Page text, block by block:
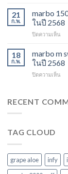
นิ
สำ
ที่
ไม่
พล
และ
พอต
ใช้
ทิ้ง
หล
ตัว
ตอบ
21
ก.พ.
marbo
ในปี 2568
ปิดความเห็น
พอต
ใช้
บุห
18
ก.พ.
marbo m
ในปี 2568
ปิดความเห็น
นิยม
ให
RECENT
TAG CLOUD
grape aloe infy